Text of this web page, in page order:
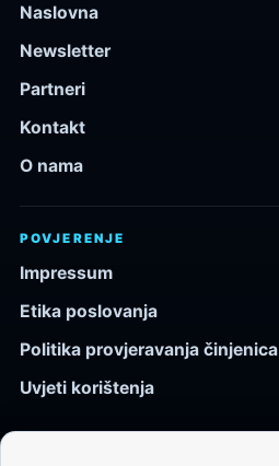
Naslovna
Newsletter
Partneri
Kontakt
O nama
POVJERENJE
Impressum
Etika poslovanja
Politika provjeravanja činjenica
Uvjeti korištenja